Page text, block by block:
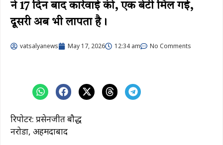
ने 17 दिन बाद कार्रवाई की, एक बेटी मिल गई,
दूसरी अब भी लापता है।
vatsalyanews May 17, 2026 12:34 am No Comments
रिपोर्टर: प्रसेनजीत बौद्ध
नरोडा, अहमदाबाद